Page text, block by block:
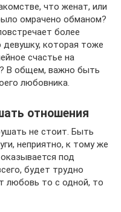
что женат, или
омрачено обманом?
более
которая тоже
счастье на
В общем, важно быть
любовника.
отношения
не стоит. Быть
неприятно, к тому же
под
будет трудно
любовь то с одной, то